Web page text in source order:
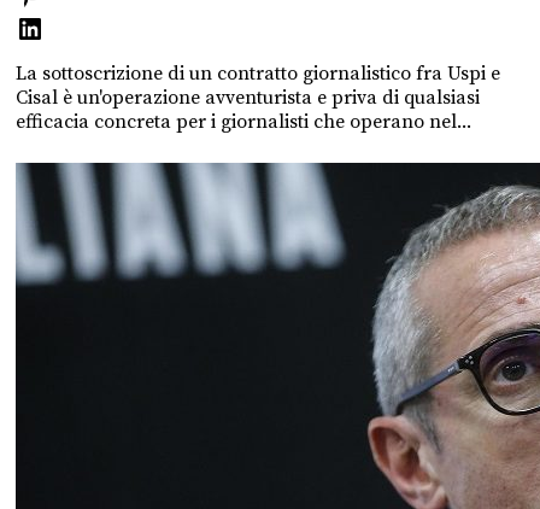
La sottoscrizione di un contratto giornalistico fra Uspi e
Cisal è un'operazione avventurista e priva di qualsiasi
efficacia concreta per i giornalisti che operano nel...